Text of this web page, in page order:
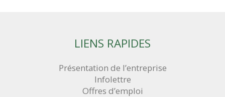
LIENS RAPIDES
Présentation de l’entreprise
Infolettre
Offres d’emploi